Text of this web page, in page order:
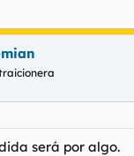
será por algo.